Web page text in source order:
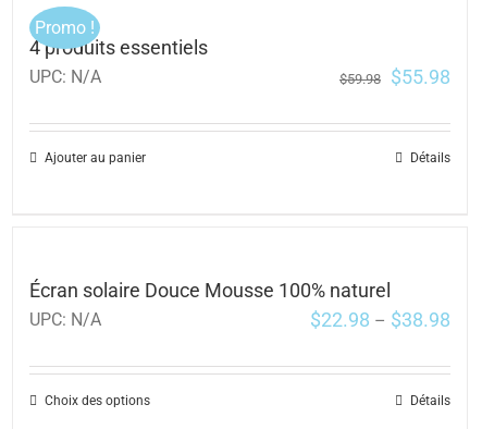
Promo !
4 produits essentiels
UPC: N/A $59.98 $55.98
Ajouter au panier Détails
Écran solaire Douce Mousse 100% naturel
UPC: N/A $22.98 – $38.98
Choix des options Détails